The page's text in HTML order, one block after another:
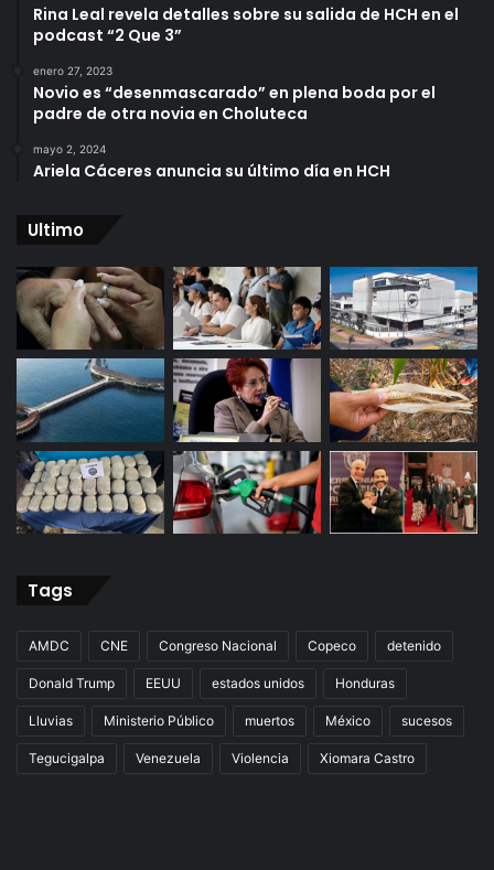
Rina Leal revela detalles sobre su salida de HCH en el
podcast “2 Que 3”
enero 27, 2023
Novio es “desenmascarado” en plena boda por el
padre de otra novia en Choluteca
mayo 2, 2024
Ariela Cáceres anuncia su último día en HCH
Ultimo
Tags
AMDC CNE Congreso Nacional Copeco detenido
Donald Trump EEUU estados unidos Honduras
Lluvias Ministerio Público muertos México sucesos
Tegucigalpa Venezuela Violencia Xiomara Castro